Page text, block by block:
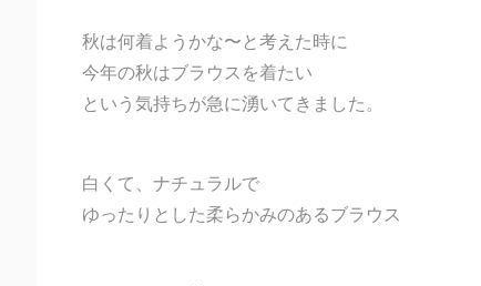
秋は何着ようかな〜と考えた時に
今年の秋はブラウスを着たい
という気持ちが急に湧いてきました。
白くて、ナチュラルで
ゆったりとした柔らかみのあるブラウス